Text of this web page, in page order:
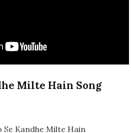
Milte Hain Song
Se Kandhe Milte Hain